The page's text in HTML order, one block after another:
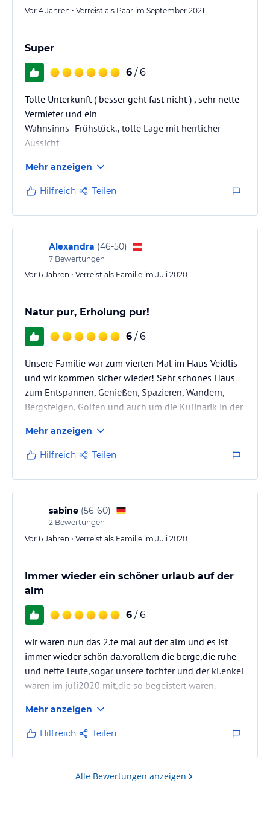
Für Ihre Sportausrüstung ist ebenfalls bestens gesorgt: Eine
kostenlose Parkplätze, die unseren Gästen zur Verfügung stehen.
Hinweis: Allgemeine und unverbindliche
ohne Gewähr und ohne Prüfung durch HolidayCheck. Bitte
lies vor der Buchung die verbindlichen
jeweiligen Veranstalters.
Vor 4 Jahren • Verreist als Paar im September 2021
Super
6 / 6
Tolle Unterkunft ( besser geht fast nicht ) , sehr nette
Vermieter und ein
Wahnsinns- Frühstück., tolle Lage mit herrlicher
Aussicht
Mehr anzeigen
Hilfreich Teilen
Alexandra (46-50)
7 Bewertungen
Vor 6 Jahren • Verreist als Familie im Juli 2020
Natur pur, Erholung pur!
6 / 6
Unsere Familie war zum vierten Mal im Haus Veidlis
und wir kommen sicher wieder! Sehr schönes Haus
zum Entspannen, Genießen, Spazieren, Wandern,
Bergsteigen, Golfen und auch um die Kulinarik in der
Lienz und Matrei sind nahe und einen Ausflug wert!
Das zu Fuß erreichbare Restaurant Alzenbrunn
unbedingt besuchen! Im schönen Verkaufsraum des
Haus Veidlis findet man handgemachte Schätze der
Gastgeber aus Hölzern der Region zum
Mitheimnehmen. Ein echter Geheimtipp!
Mehr anzeigen
Hilfreich Teilen
sabine (56-60)
2 Bewertungen
Vor 6 Jahren • Verreist als Familie im Juli 2020
Immer wieder ein schöner urlaub auf der
alm
6 / 6
wir waren nun das 2.te mal auf der alm und es ist
immer wieder schön da.vorallem die berge,die ruhe
und nette leute,sogar unsere tochter und der kl.enkel
waren im juli2020 mit,die so begeistert waren.
und hoffen auf ein wiedersehen
Mehr anzeigen
Hilfreich Teilen
Alle Bewertungen anzeigen